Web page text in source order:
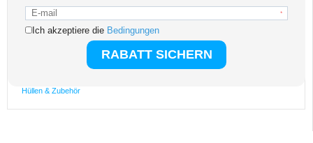
- Aufsteller mit verschiedenen Ansichtswinkeln
- Flacher Winkel ist ideal zum tippen
Taschen
Dieses Produkt ist kompatibel mit: iPad Air
EAN: 5712579061829
Hüllen & Zubehör